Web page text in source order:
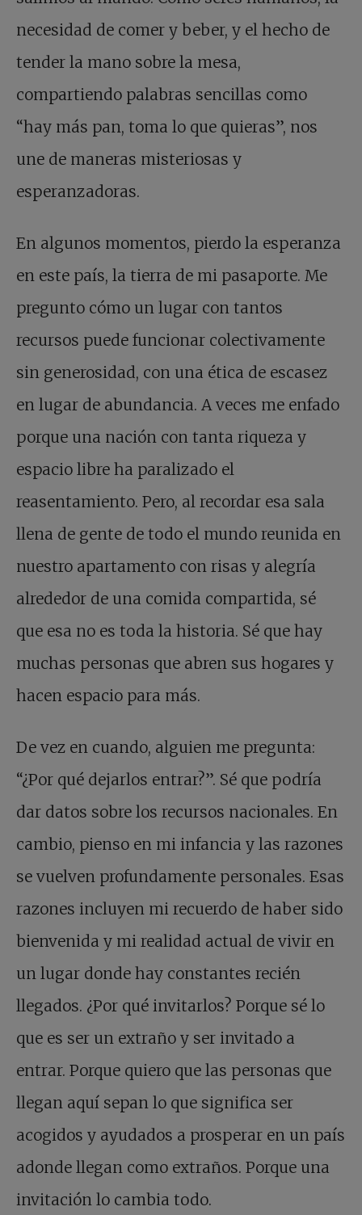
necesidad de comer y beber, y el hecho de
tender la mano sobre la mesa,
compartiendo palabras sencillas como
“hay más pan, toma lo que quieras”, nos
une de maneras misteriosas y
esperanzadoras.
En algunos momentos, pierdo la esperanza
en este país, la tierra de mi pasaporte. Me
pregunto cómo un lugar con tantos
recursos puede funcionar colectivamente
sin generosidad, con una ética de escasez
en lugar de abundancia. A veces me enfado
porque una nación con tanta riqueza y
espacio libre ha paralizado el
reasentamiento. Pero, al recordar esa sala
llena de gente de todo el mundo reunida en
nuestro apartamento con risas y alegría
alrededor de una comida compartida, sé
que esa no es toda la historia. Sé que hay
muchas personas que abren sus hogares y
hacen espacio para más.
De vez en cuando, alguien me pregunta:
“¿Por qué dejarlos entrar?”. Sé que podría
dar datos sobre los recursos nacionales. En
cambio, pienso en mi infancia y las razones
se vuelven profundamente personales. Esas
razones incluyen mi recuerdo de haber sido
bienvenida y mi realidad actual de vivir en
un lugar donde hay constantes recién
llegados. ¿Por qué invitarlos? Porque sé lo
que es ser un extraño y ser invitado a
entrar. Porque quiero que las personas que
llegan aquí sepan lo que significa ser
acogidos y ayudados a prosperar en un país
adonde llegan como extraños. Porque una
invitación lo cambia todo.